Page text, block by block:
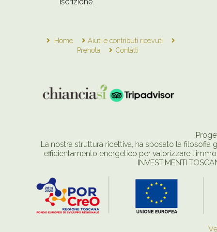
Home
Aiuti e contributi ricevuti
Prenota
Contatti
La nostra struttura ricettiva, ha sposato la filosofia
efficientamento energetico per valorizzare
INVESTIMENTI